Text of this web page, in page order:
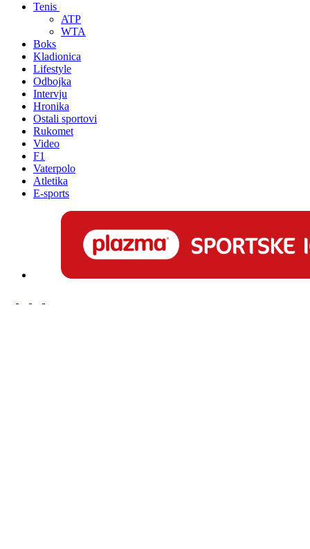
Tenis
ATP
WTA
Boks
Kladionica
Lifestyle
Odbojka
Intervju
Hronika
Ostali sportovi
Rukomet
Video
F1
Vaterpolo
Atletika
E-sports